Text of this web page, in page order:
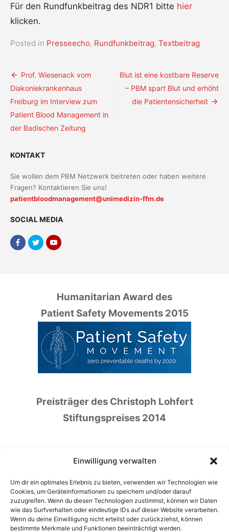
Einwilligung verwalten
Um dir ein optimales Erlebnis zu bieten, verwenden wir Technologien wie
Cookies, um Geräteinformationen zu speichern und/oder darauf
zuzugreifen. Wenn du diesen Technologien zustimmst, können wir Daten
wie das Surfverhalten oder eindeutige IDs auf dieser Website verarbeiten.
Wenn du deine Einwilligung nicht erteilst oder zurückziehst, können
bestimmte Merkmale und Funktionen beeinträchtigt werden.
Für den Rundfunkbeitrag des NDR1 bitte hier
klicken.
Posted in Presseecho, Rundfunkbeitrag, Textbeitrag
Beitragsnavigation
Prof. Wiesenack vom
Diakoniekrankenhaus
Freiburg im Interview zum
Patient Blood Management in
der Badischen Zeitung
Blut ist eine kostbare Reserve
– PBM spart Blut und erhöht
die Patientensicherheit
KONTAKT
Sie wollen dem PBM Netzwerk beitreten oder haben weitere
Fragen? Kontaktieren Sie uns!
patientbloodmanagement@unimedizin-ffm.de
SOCIAL MEDIA
Humanitarian Award des
Patient Safety Movements 2015
Preisträger des Christoph Lohfert
Stiftungspreises 2014
Deutscher Preis für Patientensicherheit
2016